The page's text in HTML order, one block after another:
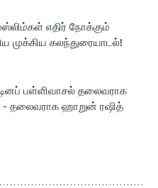
எதிர் நோக்கும்
முக்கிய கலந்துரையாடல்!
பள்ளிவாசல் தலைவராக
தலைவராக ஹாறுன் ரஷித்